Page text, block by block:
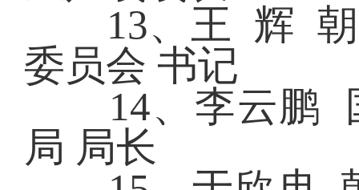
13、王 辉 朝
委员会 书记
14、李云鹏 国
局 局长